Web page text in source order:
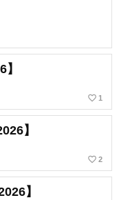
favorite_border 1
】
favorite_border 2
】